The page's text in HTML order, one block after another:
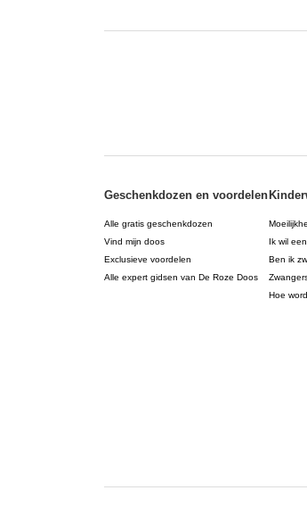
Geschenkdozen en voordelen
Alle gratis geschenkdozen
Vind mijn doos
Exclusieve voordelen
Alle expert gidsen van De Roze Doos
Ik wil
Ben ik
Hoe